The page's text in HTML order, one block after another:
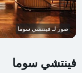
فينتشي سوما
صور لـ فينتشي سوما